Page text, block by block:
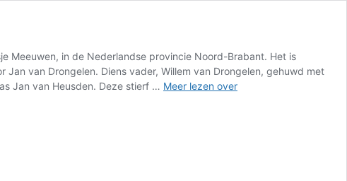
Meeuwen, in de Nederlandse provincie Noord-Brabant. Het is
van Drongelen. Diens vader, Willem van Drongelen, gehuwd met
Jan van Heusden. Deze stierf … Meer lezen overKasteel